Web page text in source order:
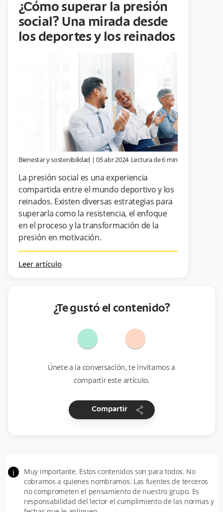
¿Cómo superar la presión
social? Una mirada desde
los deportes y los reinados
Bienestar y sostenibilidad |05 abr 2024 Lectura de6 min
La presión social es una experiencia
compartida entre el mundo deportivo y los
reinados. Existen diversas estrategias para
superarla como la resistencia, el enfoque
en el proceso y la transformación de la
presión en motivación.
Leer artículo
¿Te gustó el contenido?
Únete a la conversación, te invitamos a
compartir este artículo.
Compartir share
i
Muy importante. Estos contenidos son para todos. No
cobramos a quienes nombramos. Las fuentes de terceros
no comprometen el pensamiento de nuestro grupo. Es
responsabilidad del lector el cumplimiento de las normas y